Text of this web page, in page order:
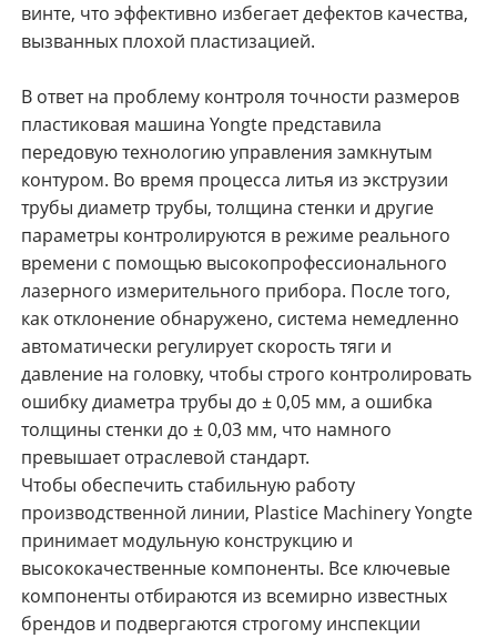
винте, что эффективно избегает дефектов качества,
вызванных плохой пластизацией.
В ответ на проблему контроля точности размеров
пластиковая машина Yongte представила
передовую технологию управления замкнутым
контуром. Во время процесса литья из экструзии
трубы диаметр трубы, толщина стенки и другие
параметры контролируются в режиме реального
времени с помощью высокопрофессионального
лазерного измерительного прибора. После того,
как отклонение обнаружено, система немедленно
автоматически регулирует скорость тяги и
давление на головку, чтобы строго контролировать
ошибку диаметра трубы до ± 0,05 мм, а ошибка
толщины стенки до ± 0,03 мм, что намного
превышает отраслевой стандарт.
Чтобы обеспечить стабильную работу
производственной линии, Plastice Machinery Yongte
принимает модульную конструкцию и
высококачественные компоненты. Все ключевые
компоненты отбираются из всемирно известных
брендов и подвергаются строгому инспекции